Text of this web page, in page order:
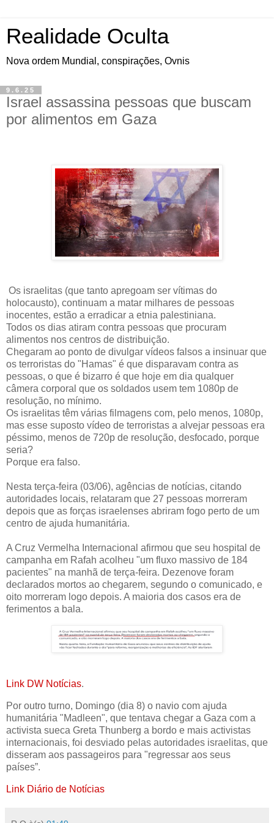
Realidade Oculta
Nova ordem Mundial, conspirações, Ovnis
9.6.25
Israel assassina pessoas que buscam
por alimentos em Gaza
Os israelitas (que tanto apregoam ser vítimas do
holocausto), continuam a matar milhares de pessoas
inocentes, estão a erradicar a etnia palestiniana.
Todos os dias atiram contra pessoas que procuram
alimentos nos centros de distribuição.
Chegaram ao ponto de divulgar vídeos falsos a insinuar que
os terroristas do "Hamas" é que disparavam contra as
pessoas, o que é bizarro é que hoje em dia qualquer
câmera corporal que os soldados usem tem 1080p de
resolução, no mínimo.
Os israelitas têm várias filmagens com, pelo menos, 1080p,
mas esse suposto vídeo de terroristas a alvejar pessoas era
péssimo, menos de 720p de resolução, desfocado, porque
seria?
Porque era falso.
Nesta terça-feira (03/06), agências de notícias, citando
autoridades locais, relataram que 27 pessoas morreram
depois que as forças israelenses abriram fogo perto de um
centro de ajuda humanitária.
A Cruz Vermelha Internacional afirmou que seu hospital de
campanha em Rafah acolheu "um fluxo massivo de 184
pacientes" na manhã de terça-feira. Dezenove foram
declarados mortos ao chegarem, segundo o comunicado, e
oito morreram logo depois. A maioria dos casos era de
ferimentos a bala.
Link DW Notícias.
Por outro turno, Domingo (dia 8) o navio com ajuda
humanitária "Madleen", que tentava chegar a Gaza com a
activista sueca Greta Thunberg a bordo e mais activistas
internacionais, foi desviado pelas autoridades israelitas, que
disseram aos passageiros para "regressar aos seus
países”.
Link Diário de Notícias